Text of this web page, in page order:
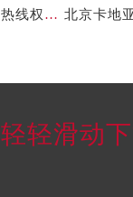
北京卡地亚官方售后服务中心｜维修地址与官方客服热线权威信息公示（2026年7月最新）
轻轻滑动